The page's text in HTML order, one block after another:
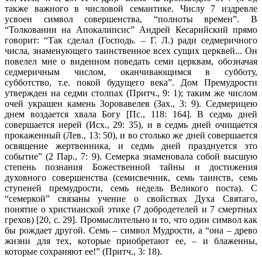
также важного в числовой семантике. Числу 7 издревле
усвоен символ совершенства, “полноты времен”. В
“Толковании на Апокалипсис” Андрей Кесарийский прямо
говорит: “Так сделал (Господь. – Г. Л.) ради седмеричного
числа, знаменующего таинственное всех сущих церквей... Он
повелел мне о виденном поведать семи церквам, обозначая
седмеричным числом, оканчивающимся в субботу,
субботство, т.е. покой будущего века”. Дом Премудрости
утвержден на седми столпах (Притч., 9: 1); таким же числом
очей украшен камень Зоровавелев (Зах., 3: 9). Седмерицею
днем воздается хвала Богу [Пс., 118: 164]. В седмь дней
совершается иерей (Исх., 29: 35), и в седмь дней очищается
прокаженный (Лев., 13: 50), и во столько же дней совершается
освящение жертвенника, и седмь дней празднуется это
событие” (2 Пар., 7: 9). Семерка знаменовала собой высшую
степень познания Божественной тайны и достижения
духовного совершенства (семисвечник, семь таинств, семь
ступеней премудрости, семь недель Великого поста). С
“семеркой” связаны учение о свойствах Духа Святаго,
понятие о христианской этике (7 добродетелей и 7 смертных
грехов) [20, с. 29]. Промыслительно и то, что один символ как
бы рождает другой. Семь – символ Мудрости, а “она – древо
жизни для тех, которые приобретают ее, – и блаженны,
которые сохраняют ее!” (Притч., 3: 18).